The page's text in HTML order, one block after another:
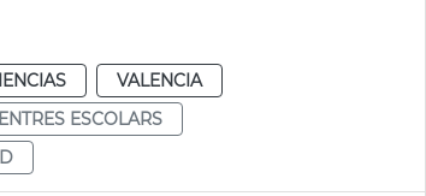
VALENCIA
ESCOLARS